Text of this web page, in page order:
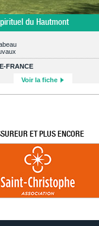
du Hautmont
FRANCE
Voir la fiche
ET PLUS ENCORE